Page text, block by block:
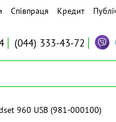
Співпраця Кредит
(044) 333-43-72
960 USB (981-000100)